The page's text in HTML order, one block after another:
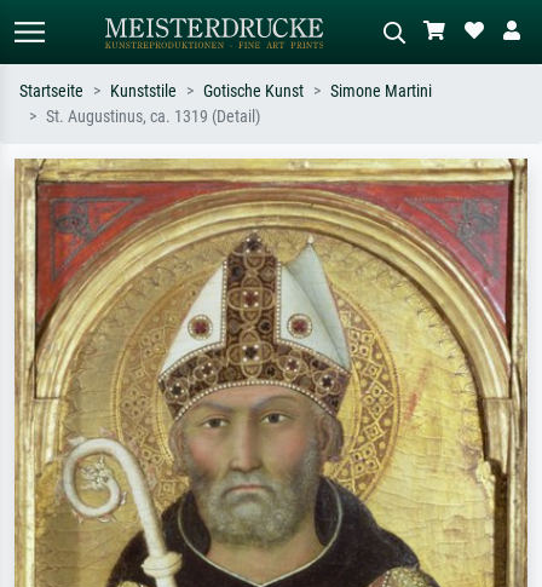
Suchen Sie nach Künstlern, Werktiteln
oder Stilen – z.B. Monet,
Sternennacht, Impressionismus, Welle
Hokusai, Akt.
Beschreiben Sie die Szene – z.B. Grüne
Wiese, Abstrakt mit viel Rot, Dunkles
Ölgemälde, Stehender Akt neben einem
Baum.
Startseite Kunststile Gotische Kunst
Simone Martini
St. Augustinus, ca. 1319 (Detail)